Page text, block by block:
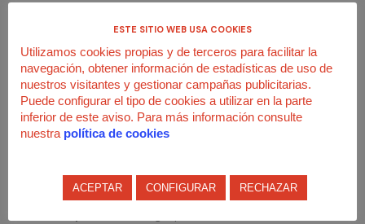
escalada de precios
Losalimentosapenas subieron una décima en abril, pero
también son un 3,3 % más caros que hace un año y una
insoportable escalada del 25 %en el último lustro. Este
mes, lideran la subida las legumbres y hortalizas (+5,3 mensual
y +12,9 anual). Respecto a abril del 2025, siguen muy por
encima del índice general los huevos (+16,3); las carnes de
(+9,9); o las frutas (+4,2). En negativo, sólo los aceites y grasas
(-3,6) y el azúcar (-5,2).
ESTE SITIO WEB USA COOKIES
Utilizamos cookies propias y de terceros para facilitar la
navegación, obtener información de estadísticas de uso de
nuestros visitantes y gestionar campañas publicitarias.
Puede configurar el tipo de cookies a utilizar en la parte
inferior de este aviso. Para más información consulte
nuestra política de cookies
ACEPTAR CONFIGURAR RECHAZAR